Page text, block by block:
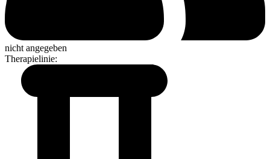
nicht angegeben
Therapielinie: